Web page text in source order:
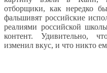
отборщики, как нередко
фальшивят российские
реалиями российской
контент. Удивительно,
изменил вкус, и что никто